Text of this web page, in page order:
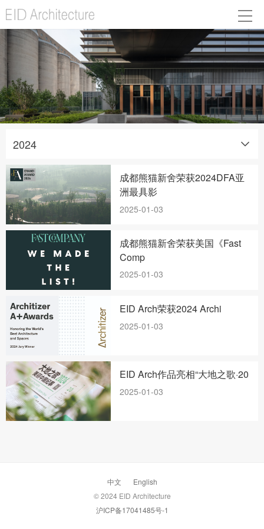
2024
成都熊猫新舍荣获2024DFA亚
洲最具影
2025-01-03
成都熊猫新舍荣获美国《Fast
Comp
2025-01-03
EID Arch荣获2024 Archi
2025-01-03
EID Arch作品亮相“大地之歌·20
2025-01-03
中文
English
© 2024 EID Architecture
沪ICP备17041485号-1